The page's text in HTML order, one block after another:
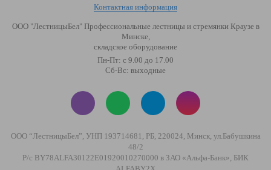
Контактная информация
ООО "ЛестницыБел" Профессиональные лестницы и стремянки Краузе в
Минске,
складское оборудование
Пн-Пт: с 9.00 до 17.00
Сб-Вс: выходные
ООО “ЛестницыБел”, УНП 193714681, РБ, 220024, Минск, ул.Бабушкина
48/2
Р/с BY78ALFA30122E01920010270000 в ЗАО «Альфа-Банк», БИК